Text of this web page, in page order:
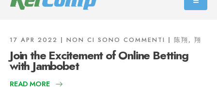
17 APR 2022 NON CI SONO COMMENTI 陈翔, 翔
Join the Excitement of Online Betting
with Jambobet
READ MORE